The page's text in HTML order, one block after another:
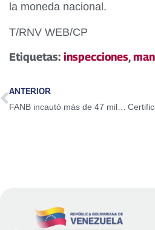
la moneda nacional.
T/RNV WEB/CP
Etiquetas: inspecciones,
ANTERIOR